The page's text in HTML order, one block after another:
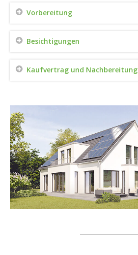
Vorbereitung
Besichtigungen
Kaufvertrag und Nachbereitung